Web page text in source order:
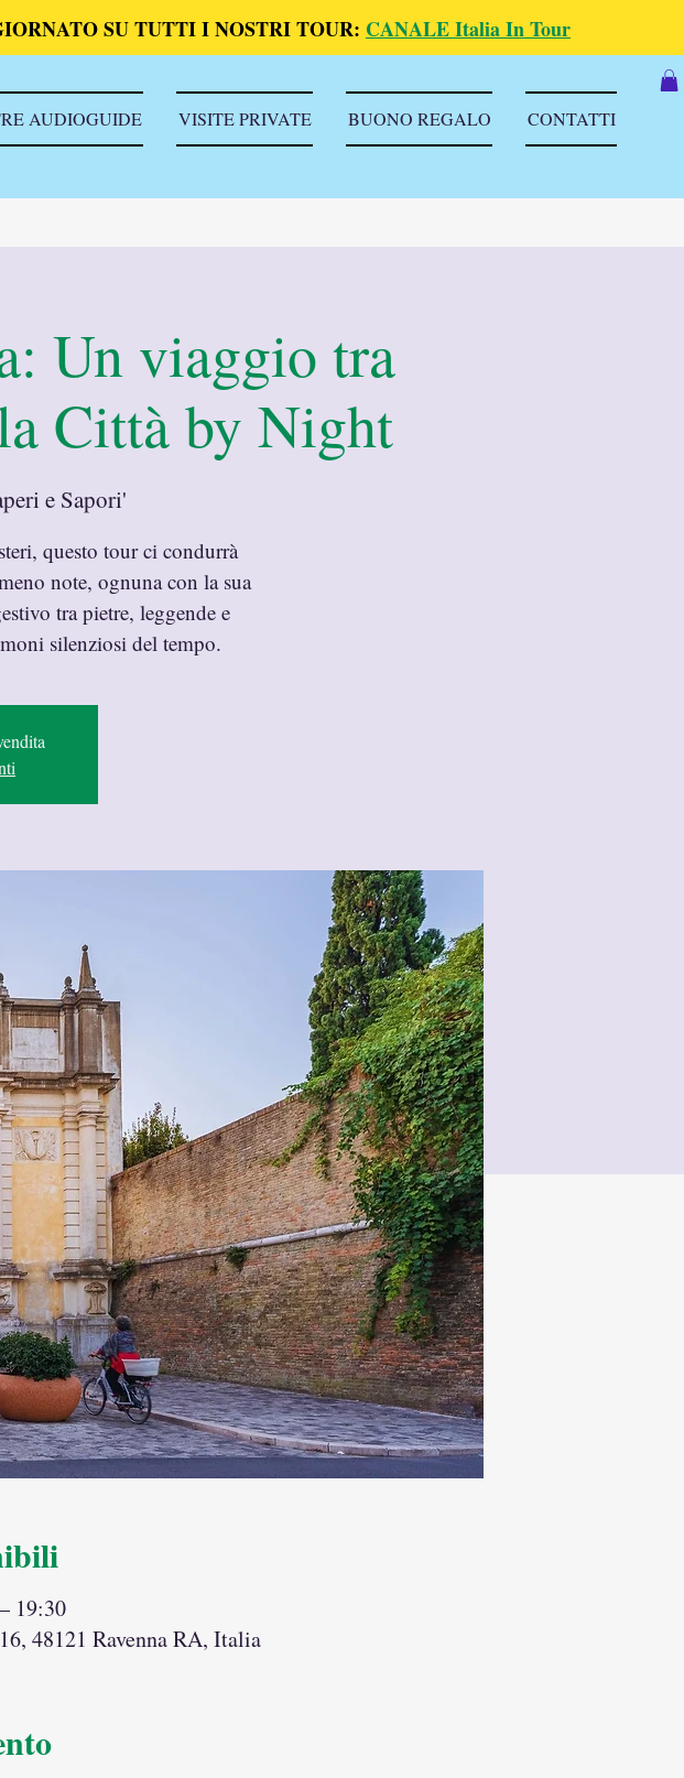
SU TUTTI I NOSTRI TOUR: CANALE Italia In Tour
AUDIOGUIDE VISITE PRIVATE BUONO REGALO CONTATTI
Un viaggio tra
Città by Night
e Sapori'
questo tour ci condurrà
note, ognuna con la sua
tra pietre, leggende e
silenziosi del tempo.
19:30
48121 Ravenna RA, Italia